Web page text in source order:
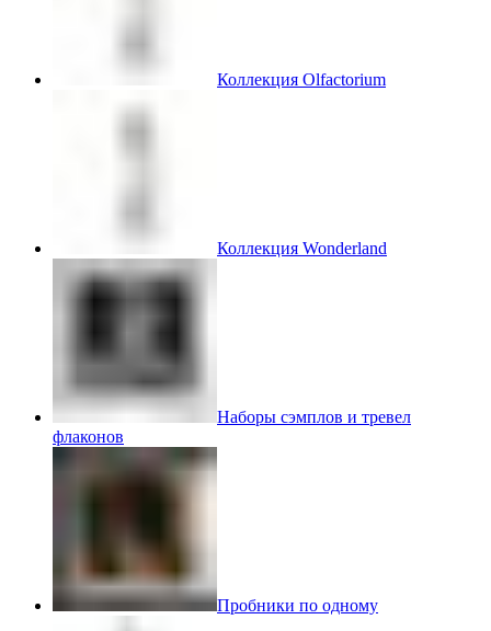
Коллекция Olfactorium
Коллекция Wonderland
Наборы сэмплов и тревел
флаконов
Пробники по одному